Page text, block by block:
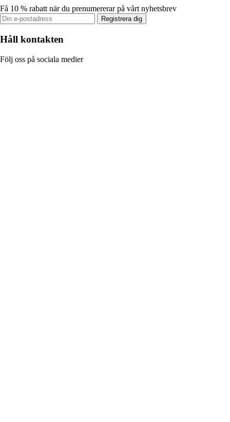
Få 10 % rabatt när du prenumererar på vårt nyhetsbrev
Registrera dig
Håll kontakten
Följ oss på sociala medier